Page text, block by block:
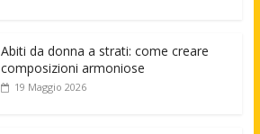
Abiti da donna a strati: come creare
composizioni armoniose
19 Maggio 2026